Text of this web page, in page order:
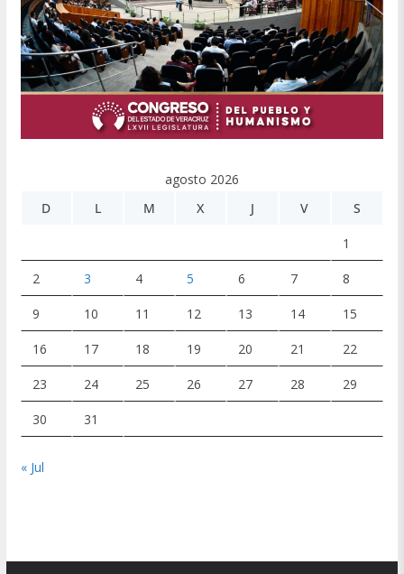
agosto 2026
D
L M X J V S
1
2 3 4 5 6 7 8
9 10 11 12 13 14 15
16 17 18 19 20 21 22
23 24 25 26 27 28 29
30 31
« Jul